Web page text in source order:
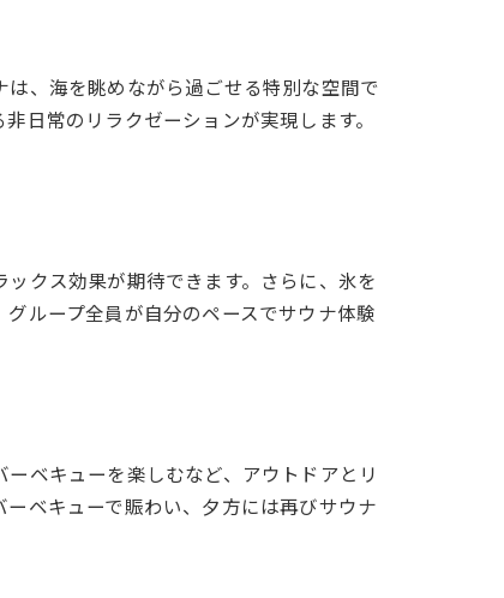
、海を眺めながら過ごせる特別な空間で
日常のリラクゼーションが実現します。
クス効果が期待できます。さらに、氷を
ループ全員が自分のペースでサウナ体験
ベキューを楽しむなど、アウトドアとリ
ベキューで賑わい、夕方には再びサウナ